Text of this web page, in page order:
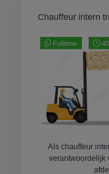
Chauffeur intern
Fulltime
Als chauffeur
verantwoordelijk